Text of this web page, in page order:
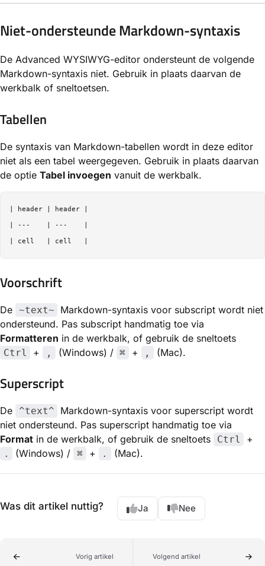
Niet-ondersteunde Markdown-syntaxis
De Advanced WYSIWYG-editor ondersteunt de volgende
Markdown-syntaxis niet. Gebruik in plaats daarvan de
werkbalk of sneltoetsen.
Tabellen
De syntaxis van Markdown-tabellen wordt in deze editor
niet als een tabel weergegeven. Gebruik in plaats daarvan
de optie Tabel invoegen vanuit de werkbalk.
| header | header |
| ---    | ---    |
Voorschrift
De ~text~
Markdown-syntaxis voor subscript wordt niet
ondersteund. Pas subscript handmatig toe via
Formatteren in de werkbalk, of gebruik de sneltoets
Ctrl + , (Windows) / ⌘ + , (Mac).
Superscript
De ^text^
Markdown-syntaxis voor superscript wordt
niet ondersteund. Pas superscript handmatig toe via
Format in de werkbalk, of gebruik de sneltoets Ctrl +
. (Windows) / ⌘ + . (Mac).
Was dit artikel nuttig? Ja Nee
Vorig artikel Volgend artikel